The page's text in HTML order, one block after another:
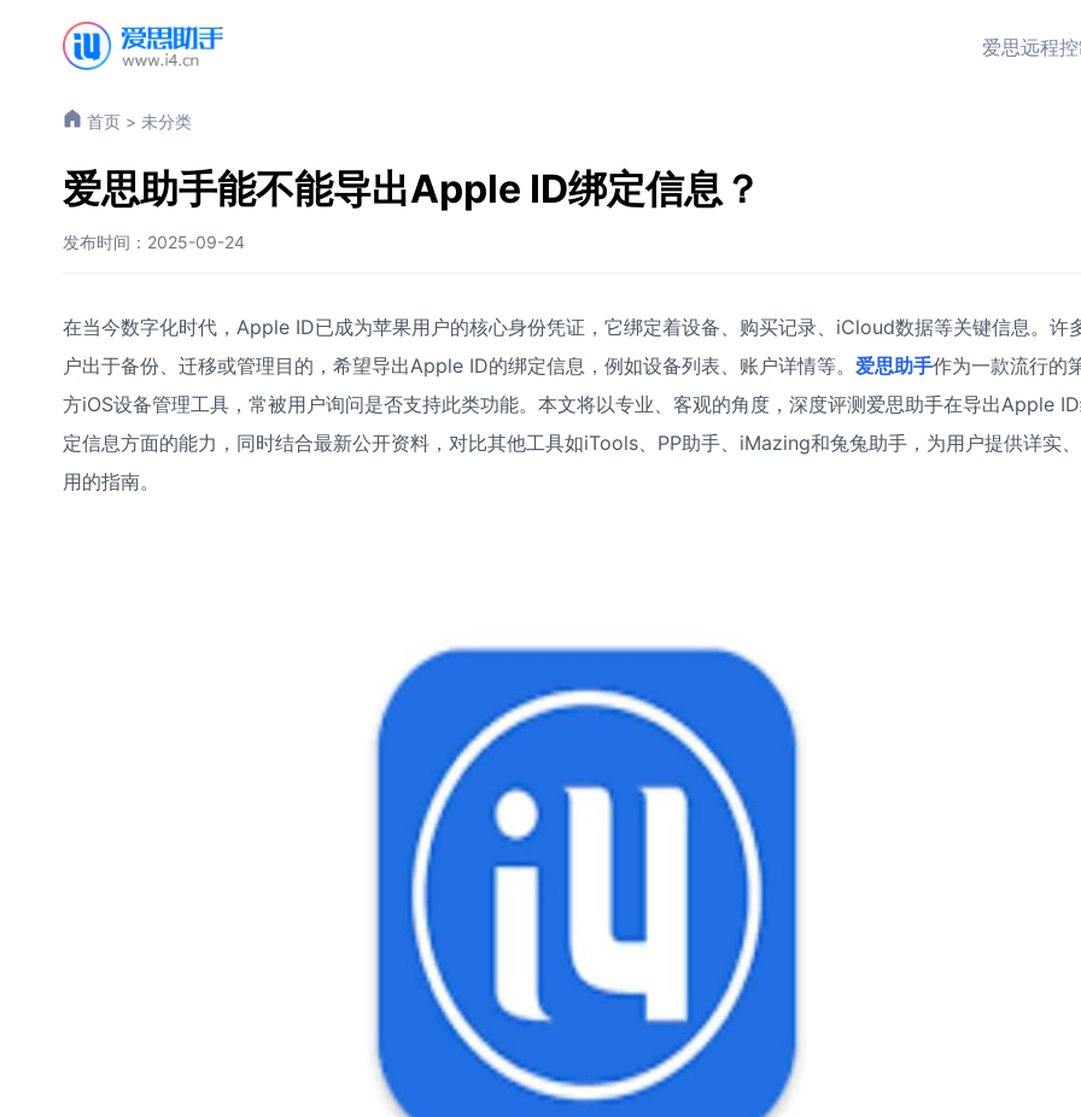
爱思远程
首页 > 未分类
爱思助手能不能导出Apple ID绑定信息？
发布时间：2025-09-24
在当今数字化时代，Apple ID已成为苹果用户的核心身份凭证，它绑定着设备、购买记录、iCloud数据等关键信息。许
户出于备份、迁移或管理目的，希望导出Apple ID的绑定信息，例如设备列表、账户详情等。 爱思助手作为一款流行的
方iOS设备管理工具，常被用户询问是否支持此类功能。本文将以专业、客观的角度，深度评测爱思助手在导出Apple
定信息方面的能力，同时结合最新公开资料，对比其他工具如iTools、PP助手、iMazing和兔兔助手，为用户提供详实
用的指南。